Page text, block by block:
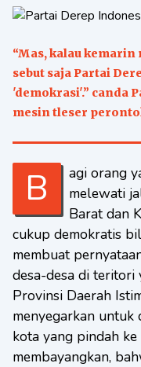
“Mas, kalau
sebut saja Partai
'demokrasi'.” canda
mesin tleser
Bagi orang yang pernah berkendara
melewati
Barat dan
cukup demokratis
membuat
desa-desa di teritori
Provinsi Daerah
menyegarkan untuk
kota yang pindah
membayangkan,